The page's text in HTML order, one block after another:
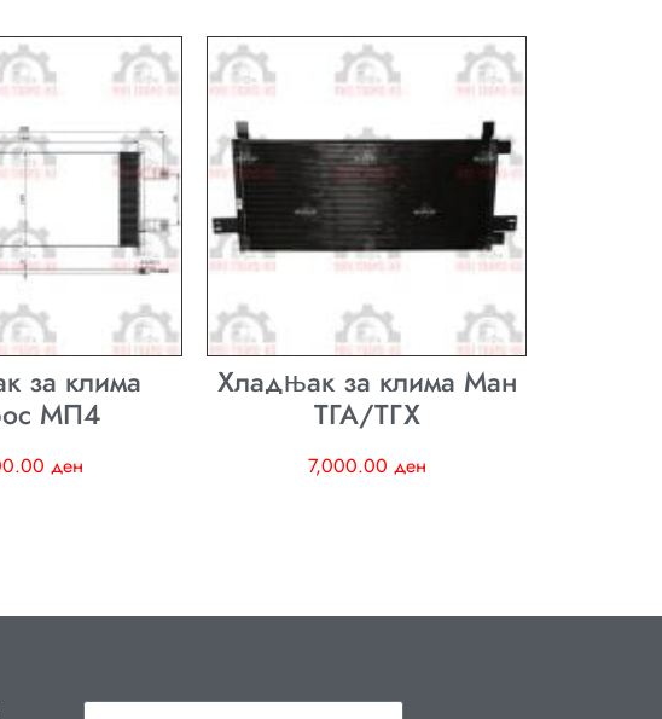
за клима
МП4
ден
Хладњак за клима Ман
ТГА/ТГХ
7,000.00 ден